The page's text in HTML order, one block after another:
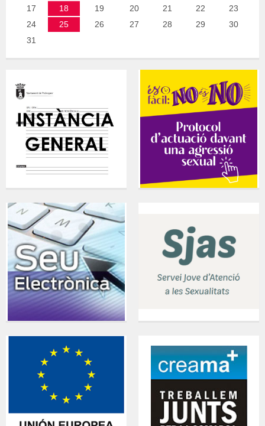
17
18 19 20 21 22
23
24
25 26 27 28 29
30
31